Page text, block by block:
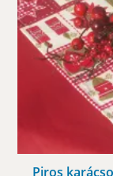
Piros